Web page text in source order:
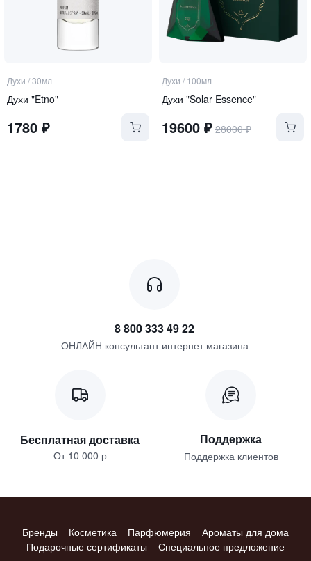
Духи /30мл
Духи "Etno"
1780 ₽
Духи / 100мл
Духи "Solar Essence"
19600₽ 28000₽
8 800 333 49 22
ОНЛАЙН консультант интернет магазина
Бесплатная доставка
От 10 000 р
Поддержка
Поддержка клиентов
Бренды Косметика Парфюмерия
Ароматы для дома
Подарочные сертификаты
Специальное предложение